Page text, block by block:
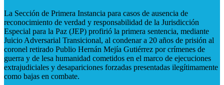
La Sección de Primera Instancia para casos de ausencia de
reconocimiento de verdad y responsabilidad de la Jurisdicción
Especial para la Paz (JEP) profirió la primera sentencia, mediante
Juicio Adversarial Transicional, al condenar a 20 años de prisión al
coronel retirado Publio Hernán Mejía Gutiérrez por crímenes de
guerra y de lesa humanidad cometidos en el marco de ejecuciones
extrajudiciales y desapariciones forzadas presentadas ilegítimamente
como bajas en combate.